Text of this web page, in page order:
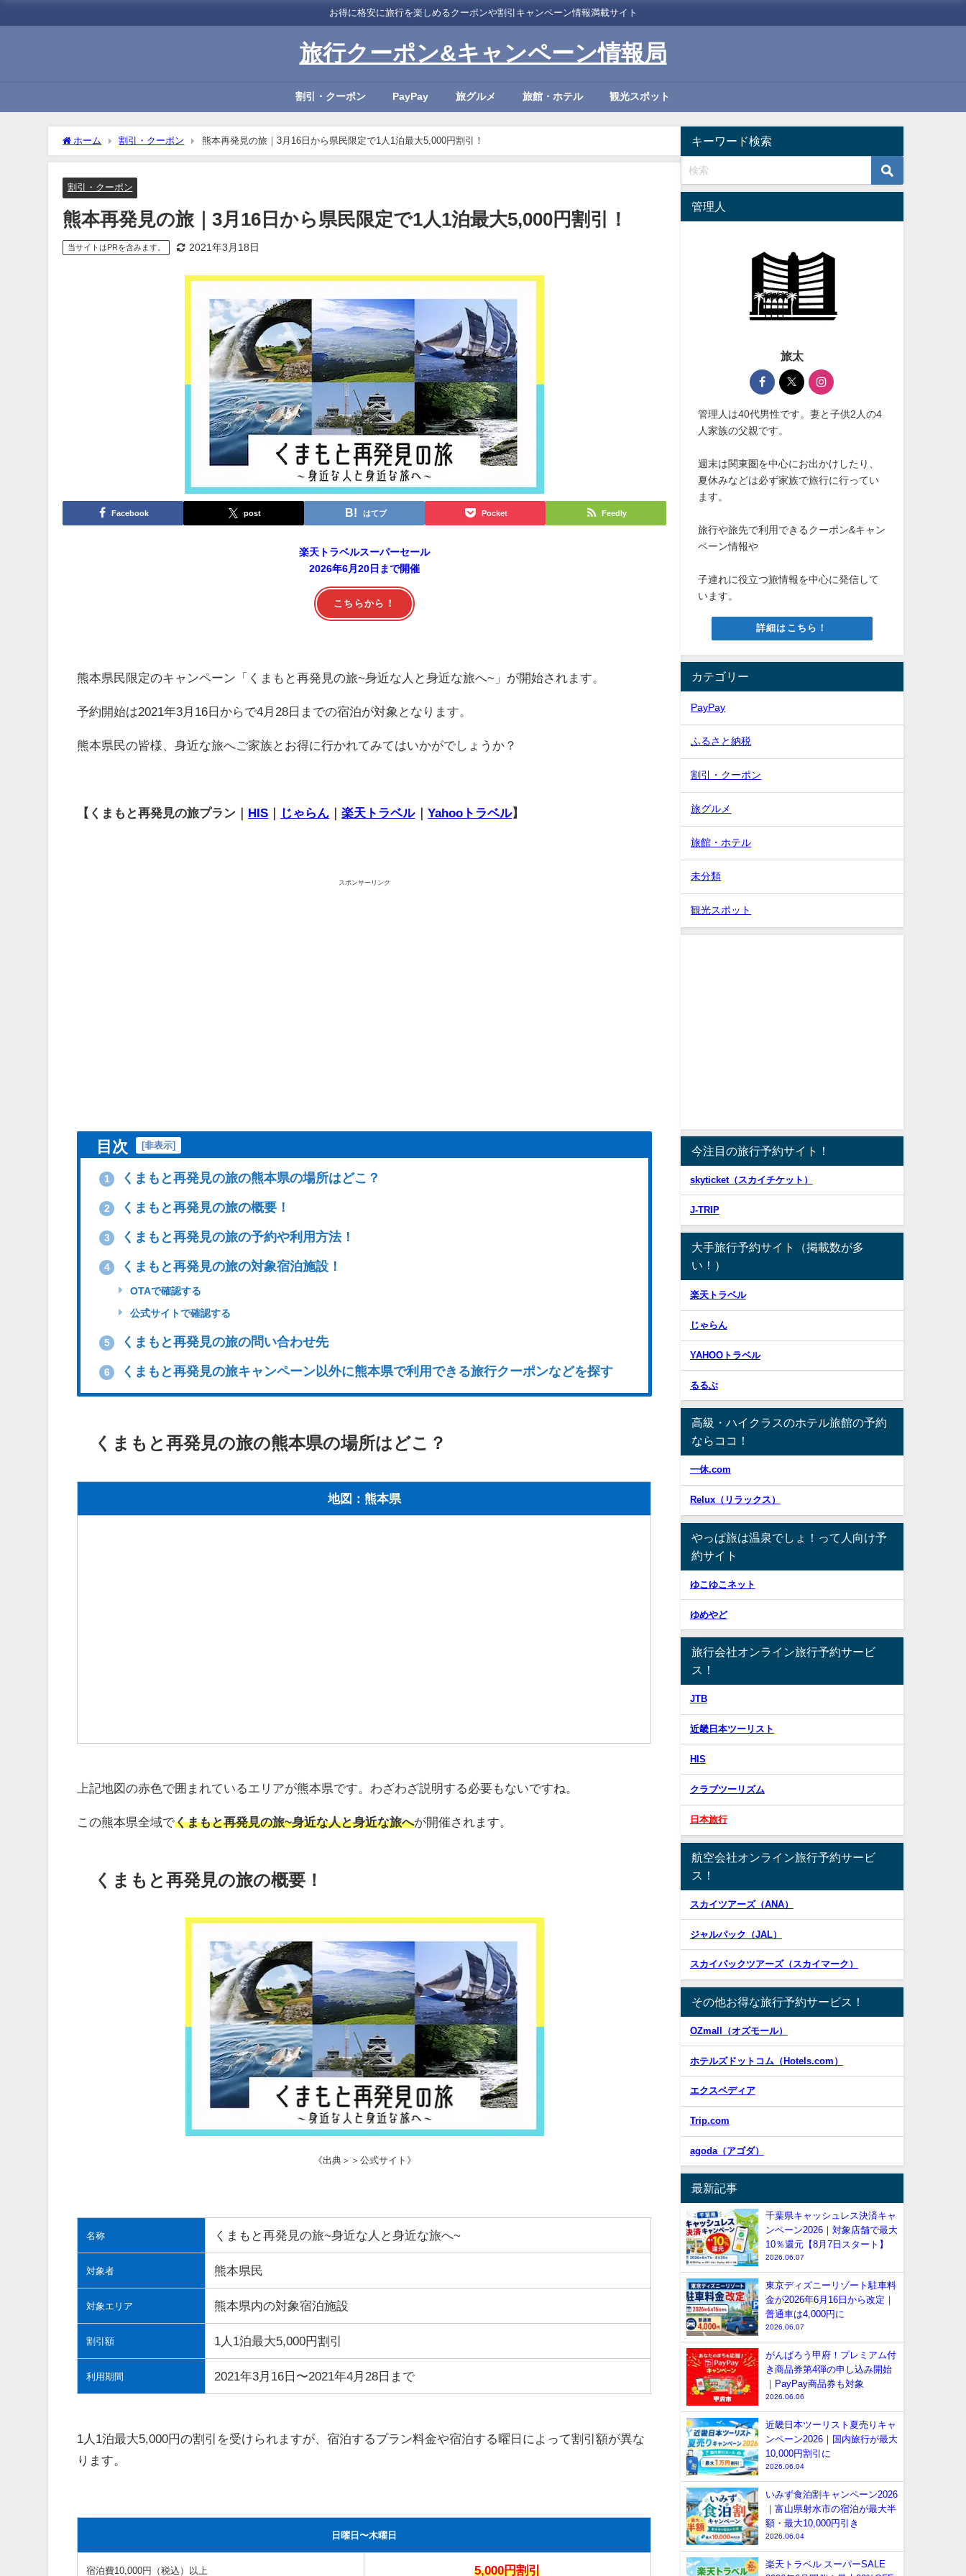
お得に格安に旅行を楽しめるクーポンや割引キャンペーン情報満載サイト
旅行クーポン&キャンペーン情報局
割引・クーポン PayPay 旅グルメ 旅館・ホテル 観光スポット
ホーム 割引・クーポン 熊本再発見の旅｜3月16日から県民限定で1人1泊最大5,000円割引！
割引・クーポン
熊本再発見の旅｜3月16日から県民限定で1人1泊最大5,000円割引！
当サイトはPRを含みます。 2021年3月18日
Facebook post はてブ Pocket Feedly
楽天トラベルスーパーセール
2026年6月20日まで開催
こちらから！
熊本県民限定のキャンペーン「くまもと再発見の旅~身近な人と身近な旅へ~」が開始されます。
予約開始は2021年3月16日からで4月28日までの宿泊が対象となります。
熊本県民の皆様、身近な旅へご家族とお得に行かれてみてはいかがでしょうか？
【くまもと再発見の旅プラン｜ HIS じゃらん ｜楽天トラベル ｜Yahooトラベル】
スポンサーリンク
目次 [非表示]
1 くまもと再発見の旅の熊本県の場所はどこ？
2 くまもと再発見の旅の概要！
3 くまもと再発見の旅の予約や利用方法！
4 くまもと再発見の旅の対象宿泊施設！
OTAで確認する
公式サイトで確認する
5 くまもと再発見の旅の問い合わせ先
6 くまもと再発見の旅キャンペーン以外に熊本県で利用できる旅行クーポンなどを探す
くまもと再発見の旅の熊本県の場所はどこ？
地図：熊本県
上記地図の赤色で囲まれているエリアが熊本県です。わざわざ説明する必要もないですね。
この熊本県全域でくまもと再発見の旅~身近な人と身近な旅へが開催されます。
くまもと再発見の旅の概要！
《出典＞＞公式サイト》
名称 くまもと再発見の旅~身近な人と身近な旅へ~
対象者 熊本県民
対象エリア 熊本県内の対象宿泊施設
割引額 1人1泊最大5,000円割引
利用期間 2021年3月16日〜2021年4月28日まで
1人1泊最大5,000円の割引を受けられますが、宿泊するプラン料金や宿泊する曜日によって割引額が異な
ります。
日曜日〜木曜日
宿泊費10,000円（税込）以上 5,000円割引
キーワード検索
管理人
旅太
管理人は40代男性です。妻と子供2人の4
人家族の父親です。
週末は関東圏を中心にお出かけしたり、
夏休みなどは必ず家族で旅行に行ってい
ます。
旅行や旅先で利用できるクーポン&キャン
ペーン情報や
子連れに役立つ旅情報を中心に発信して
います。
詳細はこちら！
カテゴリー
PayPay
ふるさと納税
割引・クーポン
旅グルメ
旅館・ホテル
未分類
観光スポット
今注目の旅行予約サイト！
skyticket（スカイチケット）
J-TRIP
大手旅行予約サイト（掲載数が多
い！）
楽天トラベル
じゃらん
YAHOOトラベル
るるぶ
高級・ハイクラスのホテル旅館の予約
ならココ！
一休.com
Relux（リラックス）
やっぱ旅は温泉でしょ！って人向け予
約サイト
ゆこゆこネット
ゆめやど
旅行会社オンライン旅行予約サービ
ス！
JTB
近畿日本ツーリスト
HIS
クラブツーリズム
日本旅行
航空会社オンライン旅行予約サービ
ス！
スカイツアーズ（ANA）
ジャルパック（JAL）
スカイパックツアーズ（スカイマーク）
その他お得な旅行予約サービス！
OZmall（オズモール）
ホテルズドットコム（Hotels.com）
エクスペディア
Trip.com
agoda（アゴダ）
最新記事
千葉県キャッシュレス決済キャ
ンペーン2026｜対象店舗で最大
10％還元【8月7日スタート】
2026.06.07
東京ディズニーリゾート駐車料
金が2026年6月16日から改定｜
普通車は4,000円に
2026.06.07
がんばろう甲府！プレミアム付
き商品券第4弾の申し込み開始
｜PayPay商品券も対象
2026.06.06
近畿日本ツーリスト夏売りキャ
ンペーン2026｜国内旅行が最大
10,000円割引に
2026.06.04
いみず食泊割キャンペーン2026
｜富山県射水市の宿泊が最大半
額・最大10,000円引き
2026.06.04
楽天トラベル スーパーSALE